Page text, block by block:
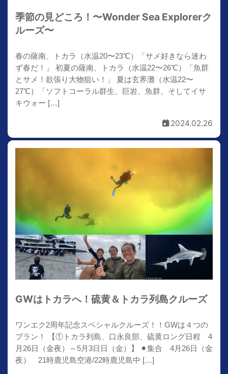
季節の見どころ！〜Wonder Sea Explorerク
ルーズ〜
春の薩南、トカラ（水温20〜23℃）「サメ好きなら迷わ
ず春だ！」 初夏の薩南、トカラ（水温22〜26℃）「魚群
とサメ！欲張り大物狙い！」 夏は玄界灘（水温22〜
27℃）「ソフトコーラル群生、巨岩、魚群、そしてイサ
キウォー […]
2024.02.26
GWはトカラへ！硫黄＆トカラ列島クルーズ
ワンエク2周年記念スペシャルクルーズ！！GWは４つの
プラン！ 【①トカラ列島、口永良部、硫黄ロング日程 4
月26日（金夜）～5月3日日（金）】 ⚫︎集合 4月26日（金
夜） 21時鹿児島空港/22時鹿児島中 […]